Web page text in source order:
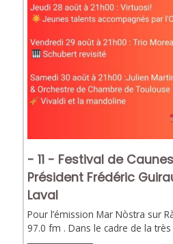
- 11 - Festival de
Président Frédéric
Laval
Pour l’émission Mar Nòstra sur
97.0 fm . Dans le cadre de la